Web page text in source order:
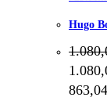
Hugo